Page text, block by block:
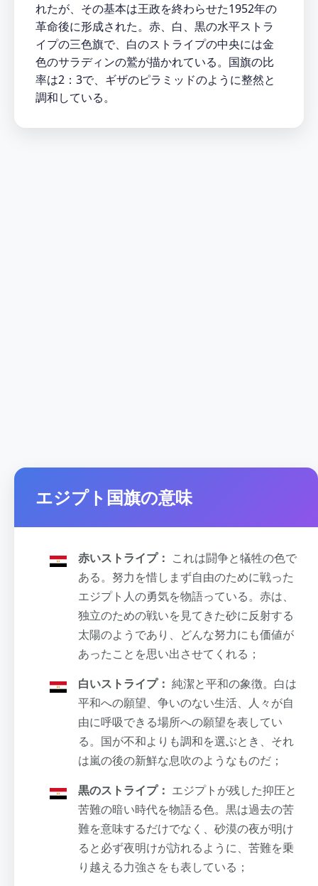
れたが、その基本は王政を終わらせた1952年の
革命後に形成された。赤、白、黒の水平ストラ
イプの三色旗で、白のストライプの中央には金
色のサラディンの鷲が描かれている。国旗の比
率は2：3で、ギザのピラミッドのように整然と
調和している。
エジプト国旗の意味
赤いストライプ： これは闘争と犠牲の色で
ある。努力を惜しまず自由のために戦った
エジプト人の勇気を物語っている。赤は、
独立のための戦いを見てきた砂に反射する
太陽のようであり、どんな努力にも価値が
あったことを思い出させてくれる；
白いストライプ： 純潔と平和の象徴。白は
平和への願望、争いのない生活、人々が自
由に呼吸できる場所への願望を表してい
る。国が不和よりも調和を選ぶとき、それ
は嵐の後の新鮮な息吹のようなものだ；
黒のストライプ： エジプトが残した抑圧と
苦難の暗い時代を物語る色。黒は過去の苦
難を意味するだけでなく、砂漠の夜が明け
ると必ず夜明けが訪れるように、苦難を乗
り越える力強さをも表している；